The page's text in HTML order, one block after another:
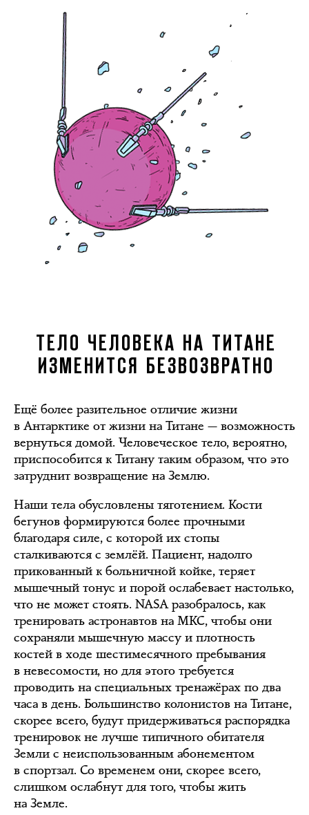
ТЕЛО ЧЕЛОВЕКА НА ТИТАНЕ
ИЗМЕНИТСЯ БЕЗВОЗВРАТНО
Ещё более разительное отличие жизни
в Антарктике от жизни на Титане — возможность
вернуться домой. Человеческое тело, вероятно,
приспособится к Титану таким образом, что это
затруднит возвращение на Землю.
Наши тела обусловлены тяготением. Кости
бегунов формируются более прочными
благодаря силе, с которой их стопы
сталкиваются с землёй. Пациент, надолго
прикованный к больничной койке, теряет
мышечный тонус и порой ослабевает настолько,
что не может стоять. NASA разобралось, как
тренировать астронавтов на МКС, чтобы они
сохраняли мышечную массу и плотность
костей в ходе шестимесячного пребывания
в невесомости, но для этого требуется
проводить на специальных тренажёрах по два
часа в день. Большинство колонистов на Титане,
скорее всего, будут придерживаться распорядка
тренировок не лучше типичного обитателя
Земли с неиспользованным абонементом
в спортзал. Со временем они, скорее всего,
слишком ослабнут для того, чтобы жить
на Земле.